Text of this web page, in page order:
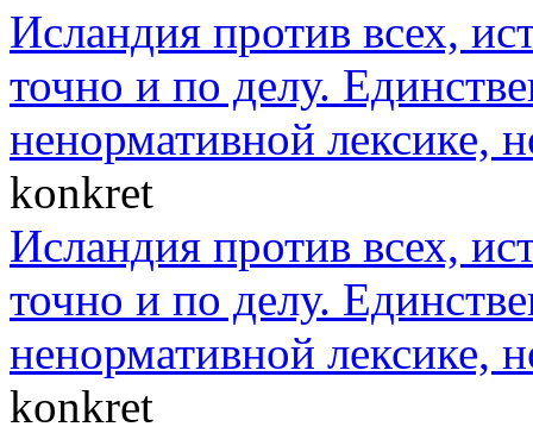
Исландия против всех,
точно и по делу.
ненормативной лексике,
konkret
Исландия против всех,
точно и по делу.
ненормативной лексике,
konkret